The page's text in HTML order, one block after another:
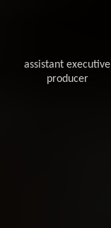
assistant executive
producer